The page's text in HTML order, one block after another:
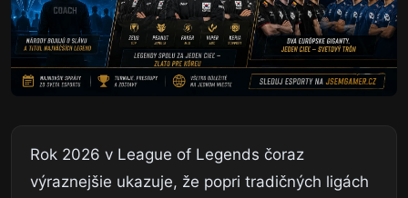
Rok 2026 v League of Legends čoraz
výraznejšie ukazuje, že popri tradičných ligách